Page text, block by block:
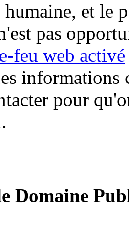
et le
pas
feu web activé
informations
pour
Domaine